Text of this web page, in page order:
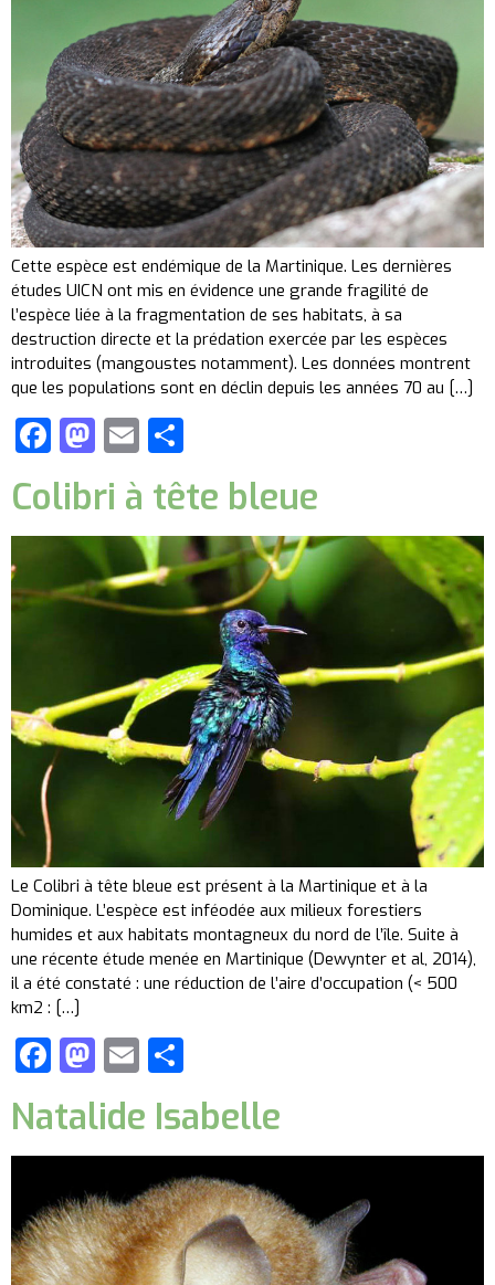
Cette espèce est endémique de la Martinique. Les dernières
études UICN ont mis en évidence une grande fragilité de
l’espèce liée à la fragmentation de ses habitats, à sa
destruction directe et la prédation exercée par les espèces
introduites (mangoustes notamment). Les données montrent
que les populations sont en déclin depuis les années 70 au […]
Facebook
Mastodon
Email
Colibri à tête bleue
Le Colibri à tête bleue est présent à la Martinique et à la
Dominique. L’espèce est inféodée aux milieux forestiers
humides et aux habitats montagneux du nord de l’île. Suite à
une récente étude menée en Martinique (Dewynter et al, 2014),
il a été constaté : une réduction de l’aire d’occupation (< 500
km2 : […]
Facebook
Mastodon
Email
Natalide Isabelle